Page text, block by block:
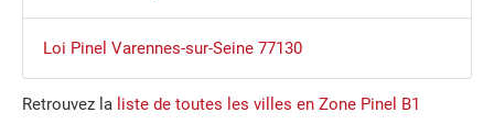
Loi Pinel Varennes-sur-Seine 77130
Retrouvez la liste de toutes les villes en Zone Pinel B1